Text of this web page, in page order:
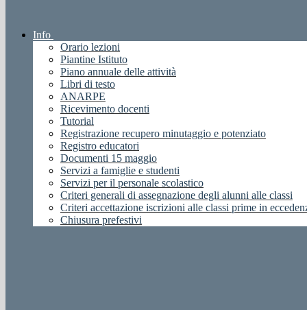
Info
Orario lezioni
Piantine Istituto
Piano annuale delle attività
Libri di testo
ANARPE
Ricevimento docenti
Tutorial
Registrazione recupero minutaggio e potenziato
Registro educatori
Documenti 15 maggio
Servizi a famiglie e studenti
Servizi per il personale scolastico
Criteri generali di assegnazione degli alunni alle classi
Criteri accettazione iscrizioni alle classi prime in
Chiusura prefestivi